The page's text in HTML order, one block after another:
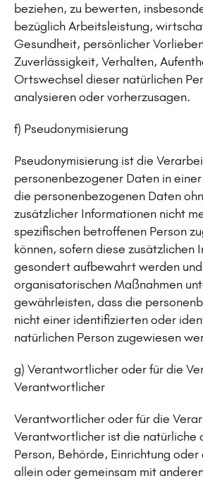
beziehen, zu bewerten,
bezüglich Arbeitsleistung,
Gesundheit, persönlicher
Zuverlässigkeit, Verhalten,
Ortswechsel dieser natürlichen
analysieren oder vorherzusagen.
f) Pseudonymisierung
Pseudonymisierung ist die
personenbezogener Daten in
die personenbezogenen Daten
zusätzlicher Informationen nicht
spezifischen betroffenen Person
können, sofern diese zusätzlichen
gesondert aufbewahrt werden
organisatorischen Maßnahmen
gewährleisten, dass die
nicht einer identifizierten oder
natürlichen Person zugewiesen
g) Verantwortlicher oder für die
Verantwortlicher
Verantwortlicher oder für die
Verantwortlicher ist die natürliche
Person, Behörde, Einrichtung
allein oder gemeinsam mit